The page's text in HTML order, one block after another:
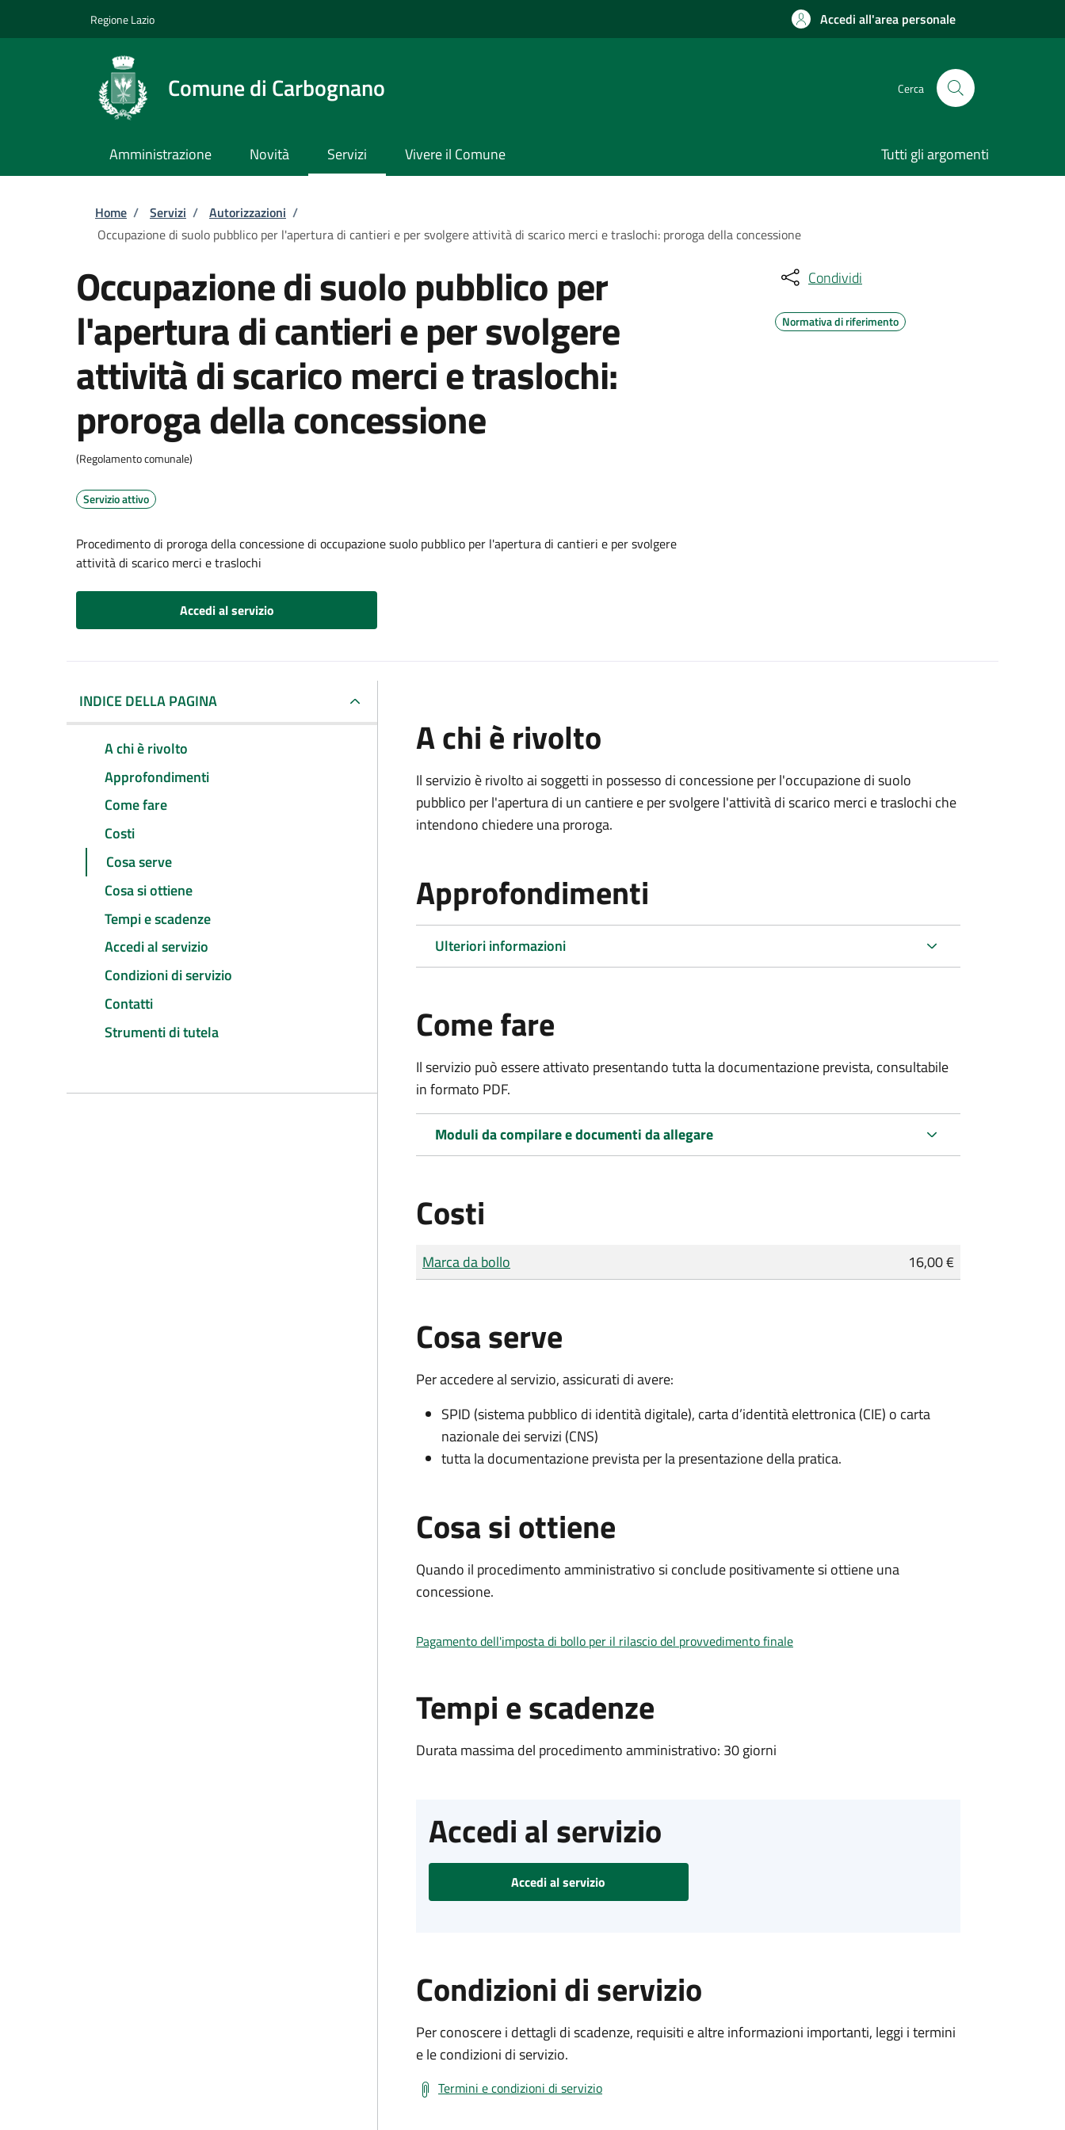
Regione Lazio Accedi all'area personale
Comune di Carbognano Cerca
Amministrazione Novità Servizi Vivere il Comune Tutti gli argomenti
Briciole di pane
Home / Servizi / Autorizzazioni /
Occupazione di suolo pubblico per l'apertura di cantieri e per svolgere attività di scarico merci e traslochi: proroga della concessione
Occupazione di suolo pubblico per
l'apertura di cantieri e per svolgere
attività di scarico merci e traslochi:
proroga della concessione
(Regolamento comunale)
Servizio attivo
Procedimento di proroga della concessione di occupazione suolo pubblico per l'apertura di cantieri e per svolgere
attività di scarico merci e traslochi
Accedi al servizio
Condividi
Normativa di riferimento
INDICE DELLA PAGINA
A chi è rivolto
Approfondimenti
Come fare
Costi
Cosa serve
Cosa si ottiene
Tempi e scadenze
Accedi al servizio
Condizioni di servizio
Contatti
Strumenti di tutela
A chi è rivolto
Il servizio è rivolto ai soggetti in possesso di concessione per l'occupazione di suolo
pubblico per l'apertura di un cantiere e per svolgere l'attività di scarico merci e traslochi che
intendono chiedere una proroga.
Approfondimenti
Ulteriori informazioni
Come fare
Il servizio può essere attivato presentando tutta la documentazione prevista, consultabile
in formato PDF.
Moduli da compilare e documenti da allegare
Costi
Tipo di pagamento
Importo
Marca da bollo 16,00 €
Cosa serve
Per accedere al servizio, assicurati di avere:
SPID (sistema pubblico di identità digitale), carta d’identità elettronica (CIE) o carta
nazionale dei servizi (CNS)
tutta la documentazione prevista per la presentazione della pratica.
Cosa si ottiene
Quando il procedimento amministrativo si conclude positivamente si ottiene una
concessione.
Pagamento dell'imposta di bollo per il rilascio del provvedimento finale
Tempi e scadenze
Durata massima del procedimento amministrativo: 30 giorni
Accedi al servizio
Accedi al servizio
Condizioni di servizio
Per conoscere i dettagli di scadenze, requisiti e altre informazioni importanti, leggi i termini
e le condizioni di servizio.
Termini e condizioni di servizio